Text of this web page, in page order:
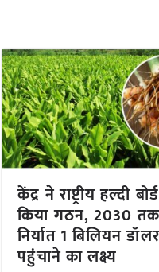
केंद्र ने राष्ट्रीय हल्दी
किया गठन, 2030
निर्यात 1 बिलियन
पहुंचाने का लक्ष्य